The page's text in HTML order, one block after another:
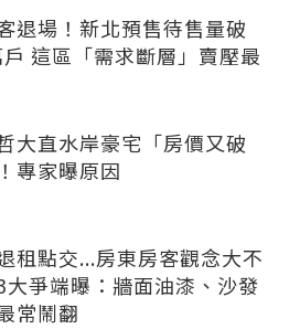
退場！新北預售待售量破
這區「需求斷層」賣壓最
大直水岸豪宅「房價又破
專家曝原因
租點交...房東房客觀念大不
大爭端曝：牆面油漆、沙發
常鬧翻